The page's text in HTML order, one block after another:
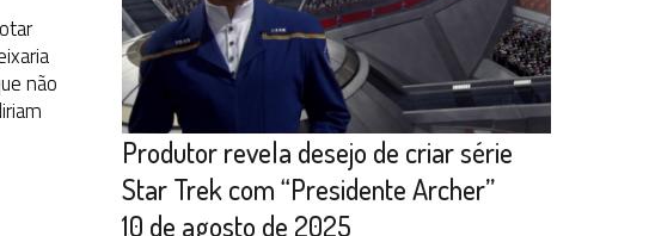
não
Produtor revela desejo de criar série
Star Trek com “Presidente Archer”
10 de agosto de 2025